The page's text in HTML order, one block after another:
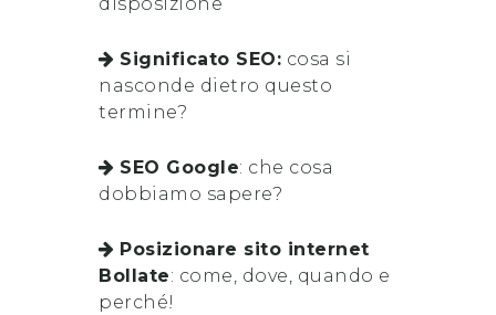
Significato SEO: cosa si
nasconde dietro questo
termine?
SEO Google: che cosa
dobbiamo sapere?
Posizionare sito internet
Bollate: come, dove, quando e
perché!